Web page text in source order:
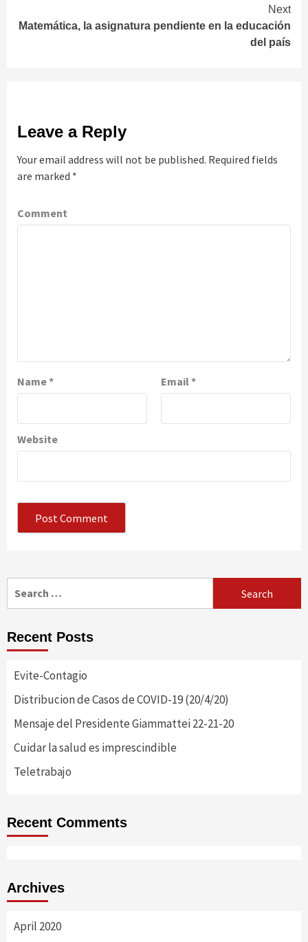
Next
Matemática, la asignatura pendiente en la educación
del país
Leave a Reply
Your email address will not be published. Required fields
are marked *
Comment
Name* Email*
Website
Recent Posts
Evite-Contagio
Distribucion de Casos de COVID-19 (20/4/20)
Mensaje del Presidente Giammattei 22-21-20
Cuidar la salud es imprescindible
Teletrabajo
Recent Comments
Archives
April 2020